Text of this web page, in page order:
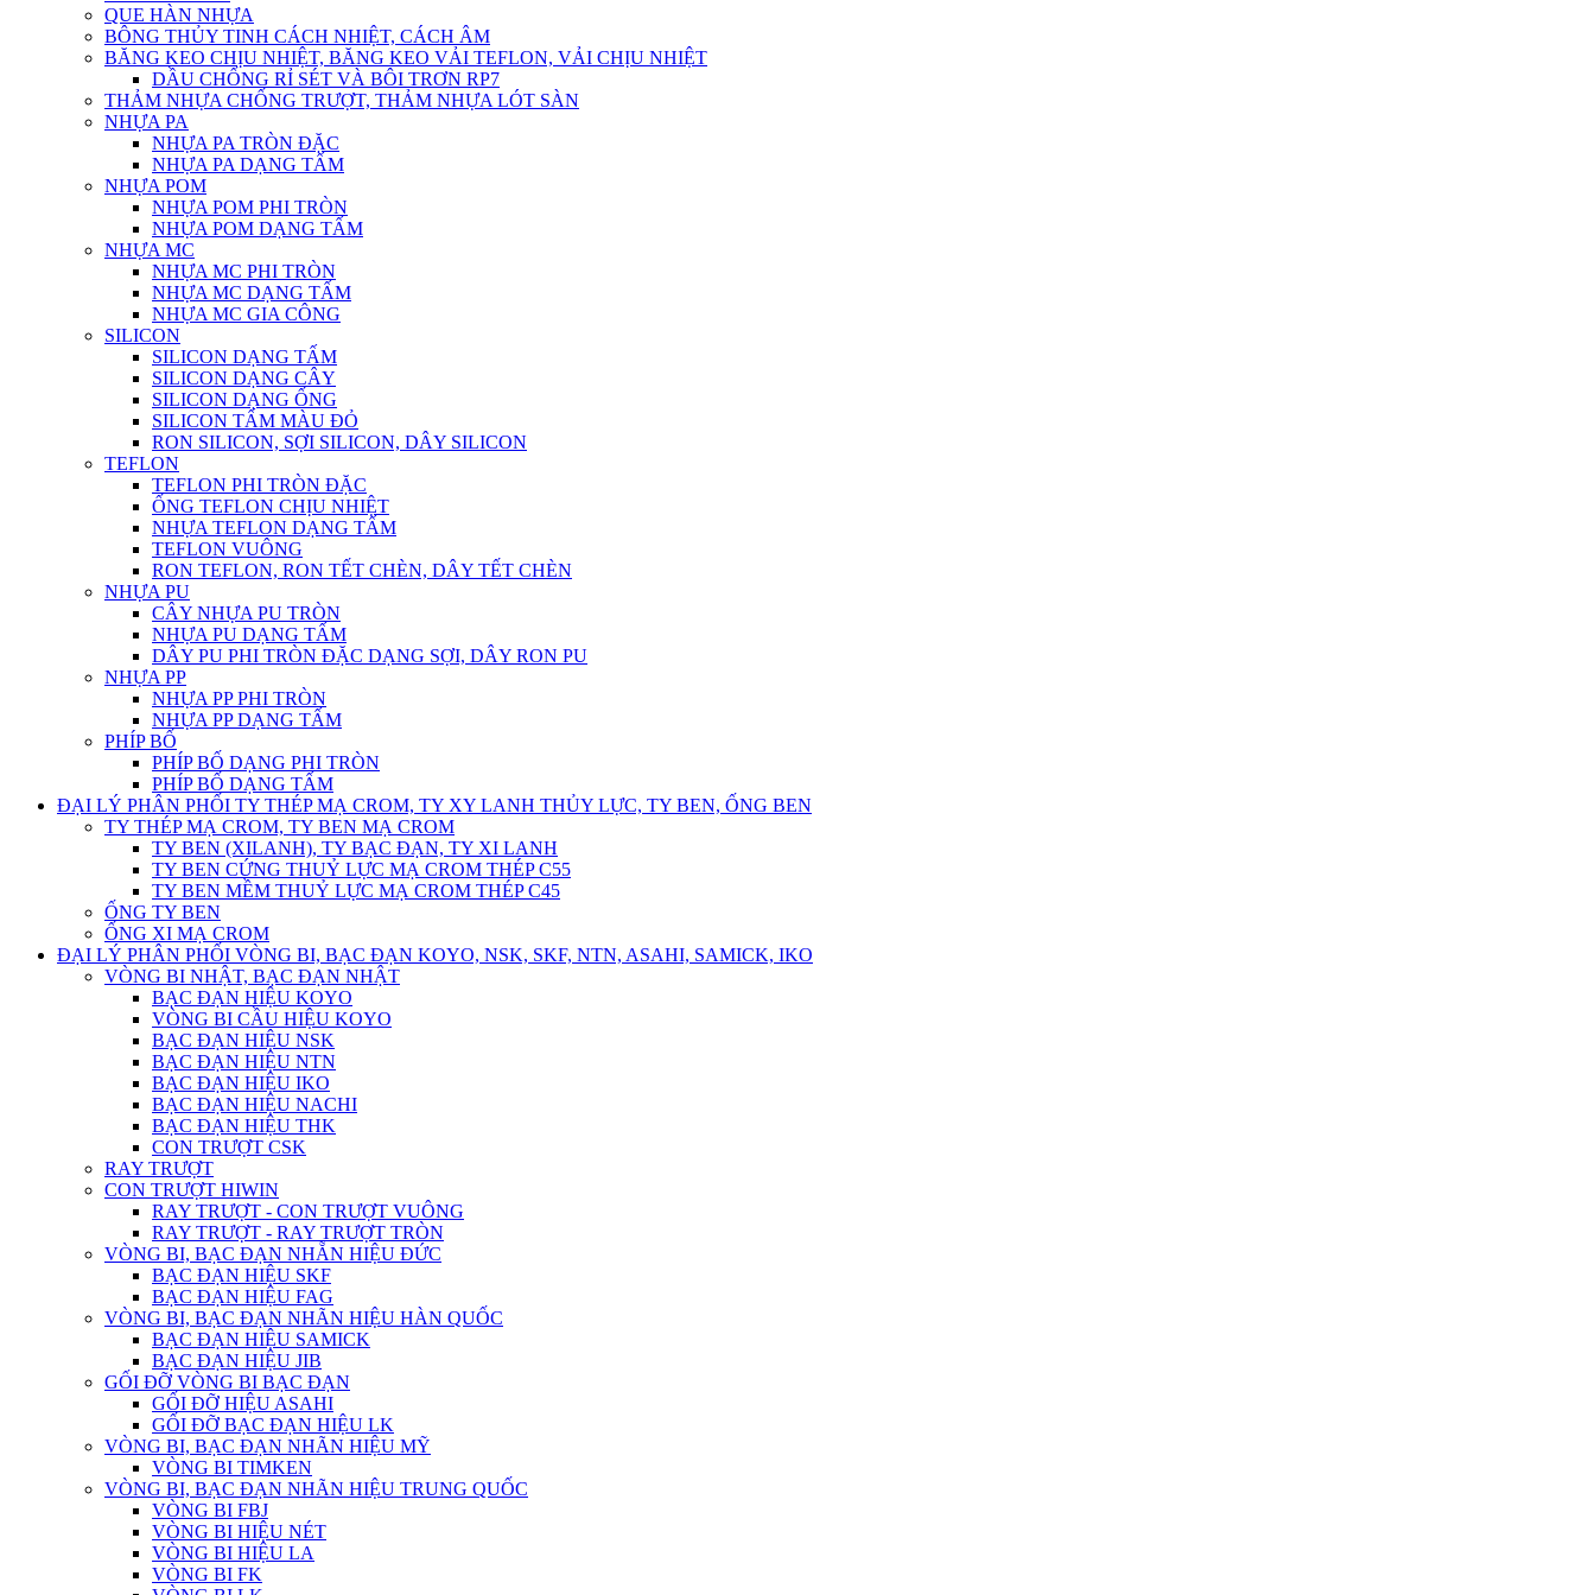
QUE HÀN NHỰA
BÔNG THỦY TINH CÁCH NHIỆT, CÁCH ÂM
BĂNG KEO CHỊU NHIỆT, BĂNG KEO VẢI TEFLON, VẢI CHỊU NHIỆT
DẦU CHỐNG RỈ SÉT VÀ BÔI TRƠN RP7
THẢM NHỰA CHỐNG TRƯỢT, THẢM NHỰA LÓT SÀN
NHỰA PA
NHỰA PA TRÒN ĐẶC
NHỰA PA DẠNG TẤM
NHỰA POM
NHỰA POM PHI TRÒN
NHỰA POM DẠNG TẤM
NHỰA MC
NHỰA MC PHI TRÒN
NHỰA MC DẠNG TẤM
NHỰA MC GIA CÔNG
SILICON
SILICON DẠNG TẤM
SILICON DẠNG CÂY
SILICON DẠNG ỐNG
SILICON TẤM MÀU ĐỎ
RON SILICON, SỢI SILICON, DÂY SILICON
TEFLON
TEFLON PHI TRÒN ĐẶC
ỐNG TEFLON CHỊU NHIỆT
NHỰA TEFLON DẠNG TẤM
TEFLON VUÔNG
RON TEFLON, RON TẾT CHÈN, DÂY TẾT CHÈN
NHỰA PU
CÂY NHỰA PU TRÒN
NHỰA PU DẠNG TẤM
DÂY PU PHI TRÒN ĐẶC DẠNG SỢI, DÂY RON PU
NHỰA PP
NHỰA PP PHI TRÒN
NHỰA PP DẠNG TẤM
PHÍP BỐ
PHÍP BỐ DẠNG PHI TRÒN
PHÍP BỐ DẠNG TẤM
ĐẠI LÝ PHÂN PHỐI TY THÉP MẠ CROM, TY XY LANH THỦY LỰC, TY BEN, ỐNG BEN
TY THÉP MẠ CROM, TY BEN MẠ CROM
TY BEN (XILANH), TY BẠC ĐẠN, TY XI LANH
TY BEN CỨNG THUỶ LỰC MẠ CROM THÉP C55
TY BEN MỀM THUỶ LỰC MẠ CROM THÉP C45
ỐNG TY BEN
ỐNG XI MẠ CROM
ĐẠI LÝ PHÂN PHỐI VÒNG BI, BẠC ĐẠN KOYO, NSK, SKF, NTN, ASAHI, SAMICK, IKO
VÒNG BI NHẬT, BẠC ĐẠN NHẬT
BẠC ĐẠN HIỆU KOYO
VÒNG BI CẦU HIỆU KOYO
BẠC ĐẠN HIỆU NSK
BẠC ĐẠN HIỆU NTN
BẠC ĐẠN HIỆU IKO
BẠC ĐẠN HIỆU NACHI
BẠC ĐẠN HIỆU THK
CON TRƯỢT CSK
RAY TRƯỢT
CON TRƯỢT HIWIN
RAY TRƯỢT - CON TRƯỢT VUÔNG
RAY TRƯỢT - RAY TRƯỢT TRÒN
VÒNG BI, BẠC ĐẠN NHẴN HIỆU ĐỨC
BẠC ĐẠN HIỆU SKF
BẠC ĐẠN HIỆU FAG
VÒNG BI, BẠC ĐẠN NHÃN HIỆU HÀN QUỐC
BẠC ĐẠN HIỆU SAMICK
BẠC ĐẠN HIỆU JIB
GỐI ĐỠ VÒNG BI BẠC ĐẠN
GỐI ĐỠ HIỆU ASAHI
GỐI ĐỠ BẠC ĐẠN HIỆU LK
VÒNG BI, BẠC ĐẠN NHÃN HIỆU MỸ
VÒNG BI TIMKEN
VÒNG BI, BẠC ĐẠN NHÃN HIỆU TRUNG QUỐC
VÒNG BI FBJ
VÒNG BI HIỆU NÉT
VÒNG BI HIỆU LA
VÒNG BI FK